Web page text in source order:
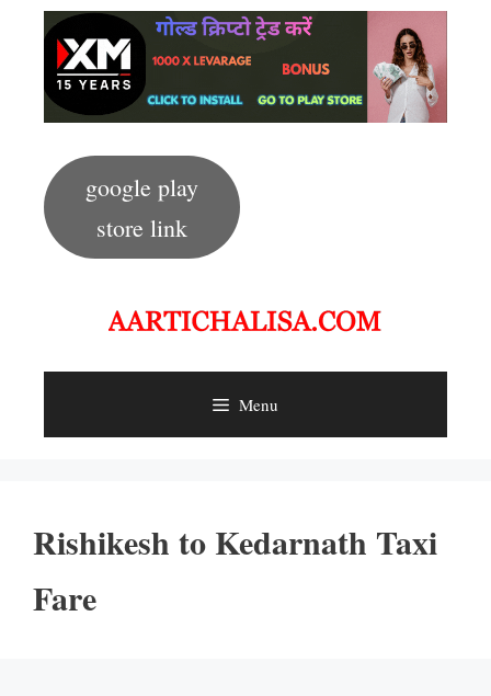
content
google play
store link
Menu
Rishikesh to Kedarnath Taxi
Fare